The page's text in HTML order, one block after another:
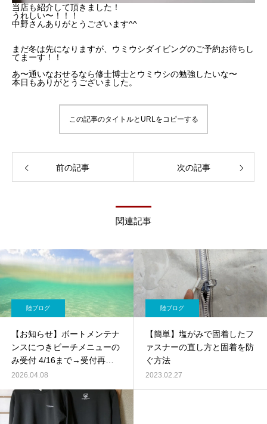
当店も紹介して頂きました！
うれしい〜！！！
中野さんありがとうございます^^
まだ冬は先になりますが、ウミウシダイビングのご予約お待ちし
てまーす！！
あ〜通いなおせるなら修士博士とウミウシの勉強したいな〜
本日もありがとうございました。
この記事のタイトルとURLをコピーする
前の記事 次の記事
関連記事
陸ブログ
【お知らせ】ボートメンテナ
ンスにつきビーチメニューの
み受付 4/16まで→受付再開
してます
2026.04.08
陸ブログ
【簡単】塩がみで固着したフ
ァスナーの直し方と固着を防
ぐ方法
2023.02.27